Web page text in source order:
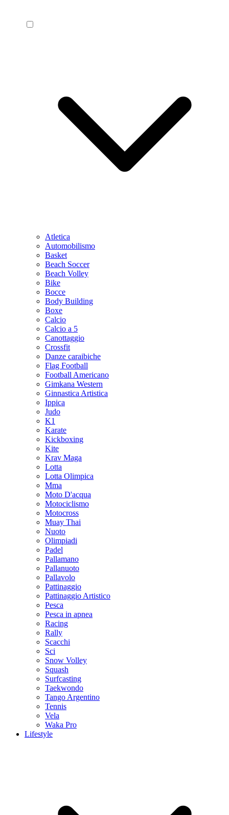
Atletica
Automobilismo
Basket
Beach Soccer
Beach Volley
Bike
Bocce
Body Building
Boxe
Calcio
Calcio a 5
Canottaggio
Crossfit
Danze caraibiche
Flag Football
Football Americano
Gimkana Western
Ginnastica Artistica
Ippica
Judo
K1
Karate
Kickboxing
Kite
Krav Maga
Lotta
Lotta Olimpica
Mma
Moto D'acqua
Motociclismo
Motocross
Muay Thai
Nuoto
Olimpiadi
Padel
Pallamano
Pallanuoto
Pallavolo
Pattinaggio
Pattinaggio Artistico
Pesca
Pesca in apnea
Racing
Rally
Scacchi
Sci
Snow Volley
Squash
Surfcasting
Taekwondo
Tango Argentino
Tennis
Vela
Waka Pro
Lifestyle